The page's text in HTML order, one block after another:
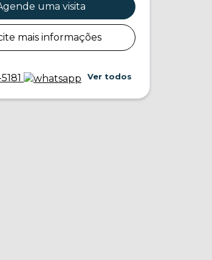
uma visita
mais informações
Ver todos